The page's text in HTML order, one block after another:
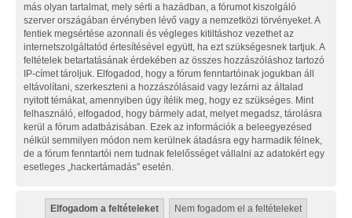
más olyan tartalmat, mely sérti a hazádban, a fórumot kiszolgáló
szerver országában érvényben lévő vagy a nemzetközi törvényeket. A
fentiek megsértése azonnali és végleges kitiltáshoz vezethet az
internetszolgáltatód értesítésével együtt, ha ezt szükségesnek tartjuk. A
feltételek betartatásának érdekében az összes hozzászóláshoz tartozó
IP-címet tároljuk. Elfogadod, hogy a fórum fenntartóinak jogukban áll
eltávolítani, szerkeszteni a hozzászólásaid vagy lezárni az általad
nyitott témákat, amennyiben úgy ítélik meg, hogy ez szükséges. Mint
felhasználó, elfogadod, hogy bármely adat, melyet megadsz, tárolásra
kerül a fórum adatbázisában. Ezek az információk a beleegyezésed
nélkül semmilyen módon nem kerülnek átadásra egy harmadik félnek,
de a fórum fenntartói nem tudnak felelősséget vállalni az adatokért egy
esetleges „hackertámadás” esetén.